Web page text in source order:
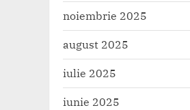
noiembrie 2025
august 2025
iulie 2025
iunie 2025